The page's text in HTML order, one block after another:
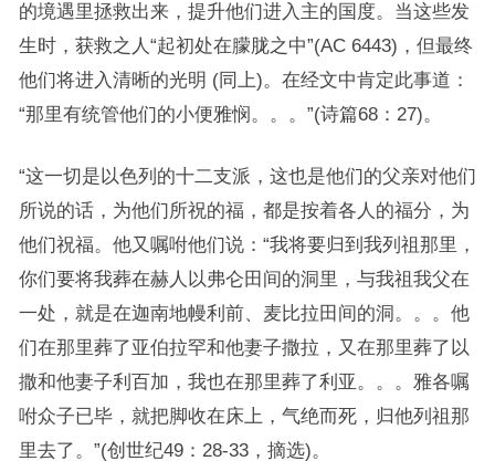
的境遇里拯救出来，提升他们进入主的国度。当这些发
生时，获救之人“起初处在朦胧之中”(AC 6443)，但最终
他们将进入清晰的光明 (同上)。在经文中肯定此事道：
“那里有统管他们的小便雅悯。。。”(诗篇68：27)。
“这一切是以色列的十二支派，这也是他们的父亲对他们
所说的话，为他们所祝的福，都是按着各人的福分，为
他们祝福。他又嘱咐他们说：“我将要归到我列祖那里，
你们要将我葬在赫人以弗仑田间的洞里，与我祖我父在
一处，就是在迦南地幔利前、麦比拉田间的洞。。。他
们在那里葬了亚伯拉罕和他妻子撒拉，又在那里葬了以
撒和他妻子利百加，我也在那里葬了利亚。。。雅各嘱
咐众子已毕，就把脚收在床上，气绝而死，归他列祖那
里去了。”(创世纪49：28-33，摘选)。